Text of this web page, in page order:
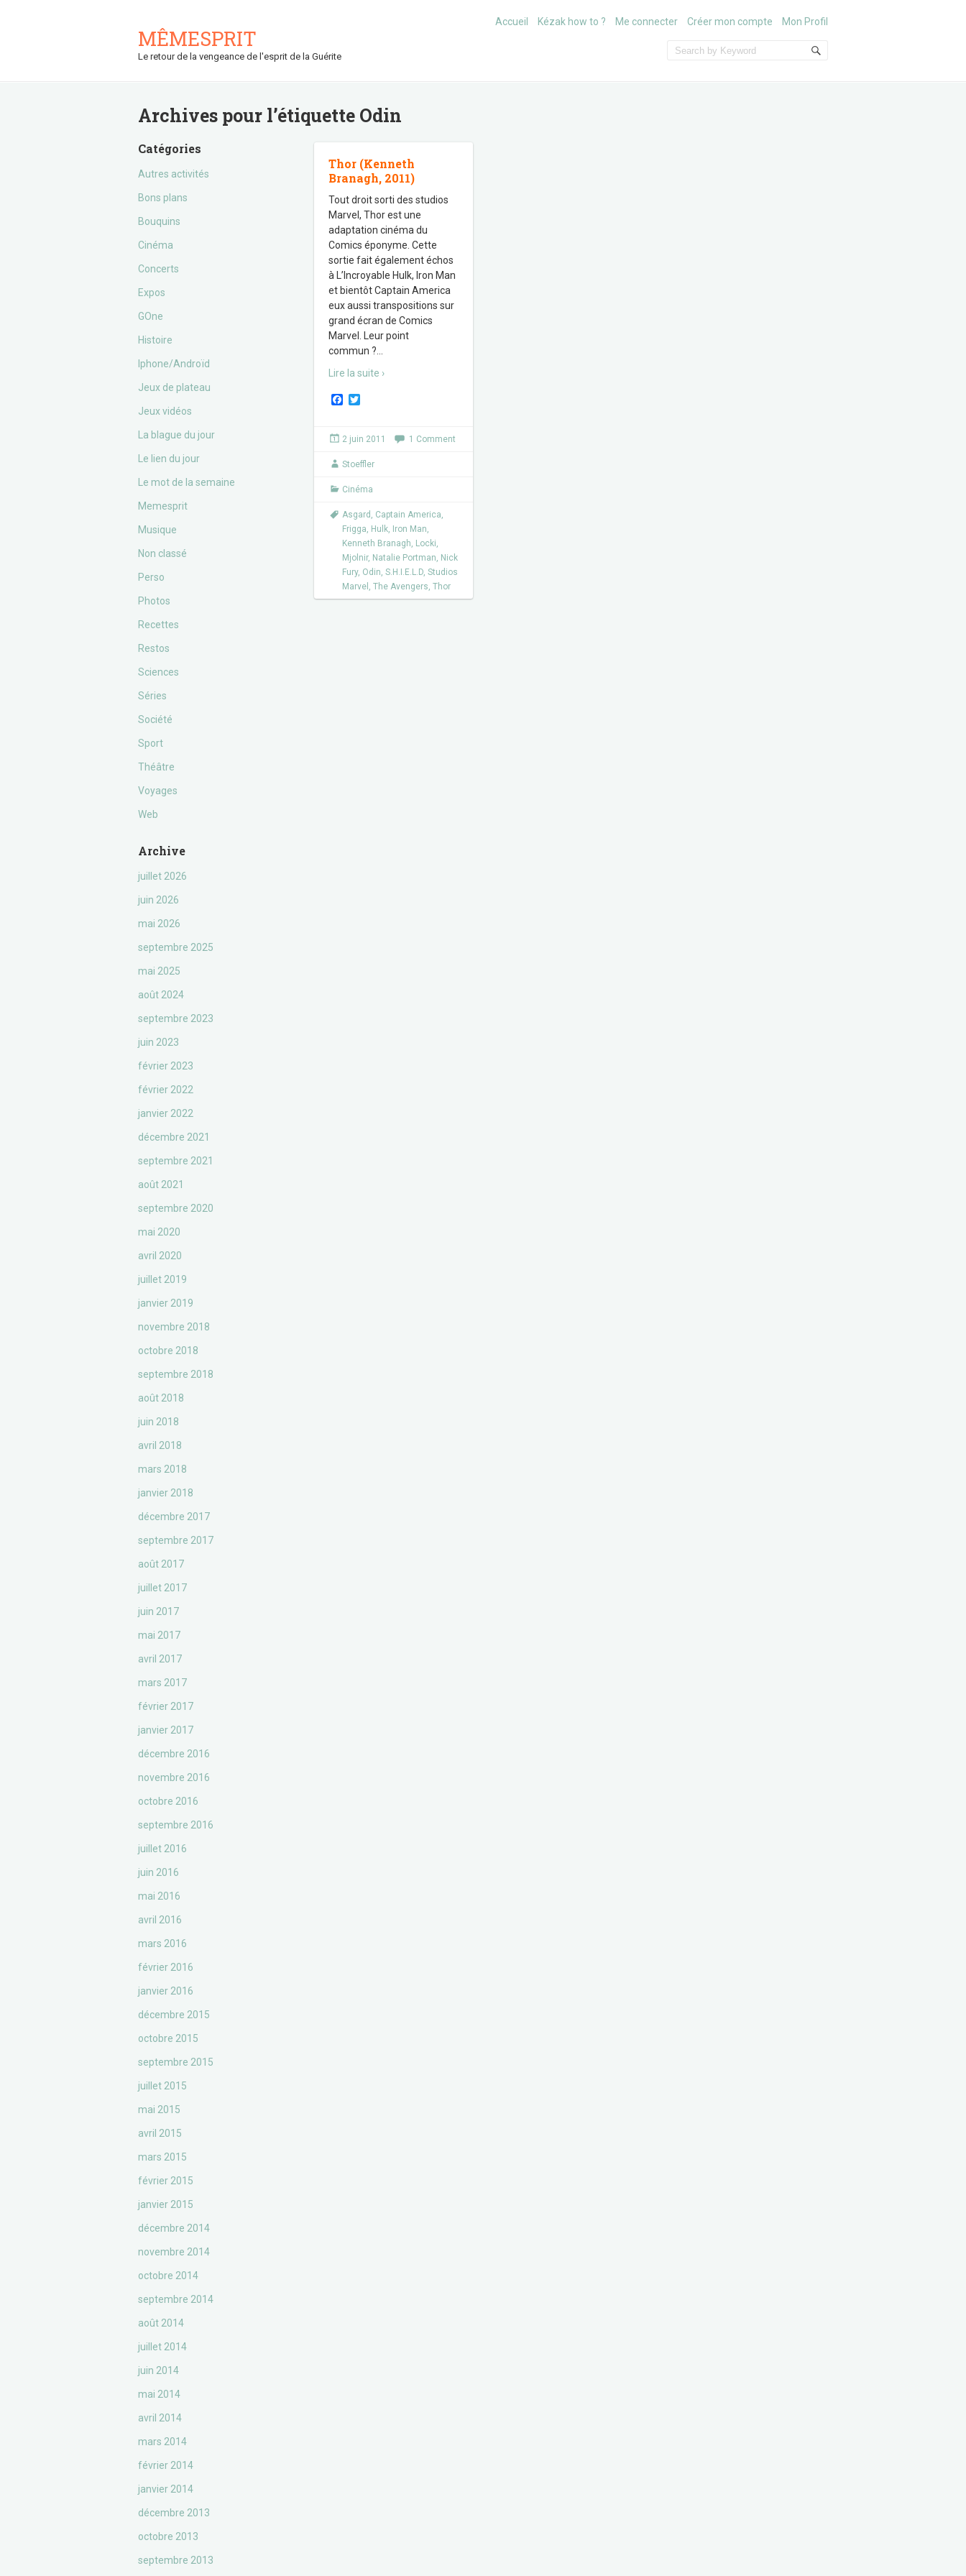
MÊMESPRIT
Le retour de la vengeance de l'esprit de la Guérite
Accueil Kézak how to ? Me connecter Créer mon compte Mon Profil
Archives pour l’étiquette Odin
Catégories
Autres activités
Bons plans
Bouquins
Cinéma
Concerts
Expos
GOne
Histoire
Iphone/Androïd
Jeux de plateau
Jeux vidéos
La blague du jour
Le lien du jour
Le mot de la semaine
Memesprit
Musique
Non classé
Perso
Photos
Recettes
Restos
Sciences
Séries
Société
Sport
Théâtre
Voyages
Web
Archive
juillet 2026
juin 2026
mai 2026
septembre 2025
mai 2025
août 2024
septembre 2023
juin 2023
février 2023
février 2022
janvier 2022
décembre 2021
septembre 2021
août 2021
septembre 2020
mai 2020
avril 2020
juillet 2019
janvier 2019
novembre 2018
octobre 2018
septembre 2018
août 2018
juin 2018
avril 2018
mars 2018
janvier 2018
décembre 2017
septembre 2017
août 2017
juillet 2017
juin 2017
mai 2017
avril 2017
mars 2017
février 2017
janvier 2017
décembre 2016
novembre 2016
octobre 2016
septembre 2016
juillet 2016
juin 2016
mai 2016
avril 2016
mars 2016
février 2016
janvier 2016
décembre 2015
octobre 2015
septembre 2015
juillet 2015
mai 2015
avril 2015
mars 2015
février 2015
janvier 2015
décembre 2014
novembre 2014
octobre 2014
septembre 2014
août 2014
juillet 2014
juin 2014
mai 2014
avril 2014
mars 2014
février 2014
janvier 2014
décembre 2013
octobre 2013
septembre 2013
Thor (Kenneth
Branagh, 2011)
Tout droit sorti des studios
Marvel, Thor est une
adaptation cinéma du
Comics éponyme. Cette
sortie fait également échos
à L’Incroyable Hulk, Iron Man
et bientôt Captain America
eux aussi transpositions sur
grand écran de Comics
Marvel. Leur point
commun ?
Lire la suite ›
F
e
b
o
t
r
2 juin 2011 1 Comment
Stoeffler
Cinéma
Asgard , Captain America,
Frigga, Hulk, Iron Man,
Kenneth Branagh, Locki,
Mjolnir, Natalie Portman, Nick
Fury, Odin, S.H.I.E.L.D, Studios
Marvel , The Avengers, Thor